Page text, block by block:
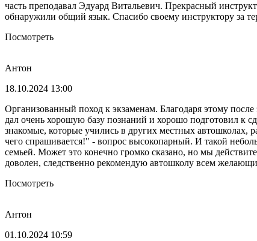
часть преподавал Эдуард Витальевич. Прекрасный
обнаружили общий язык. Спасибо своему инструктору за
Посмотреть
Антон
18.10.2024 13:00
Организованный поход к экзаменам. Благодаря этому
дал очень хорошую базу познаний и хорошо подготовил к
знакомые, которые учились в других местных автошколах,
чего спрашивается!" - вопрос высокопарный. И такой
семьей. Может это конечно громко сказано, но мы
доволен, следственно рекомендую автошколу всем
Посмотреть
Антон
01.10.2024 10:59